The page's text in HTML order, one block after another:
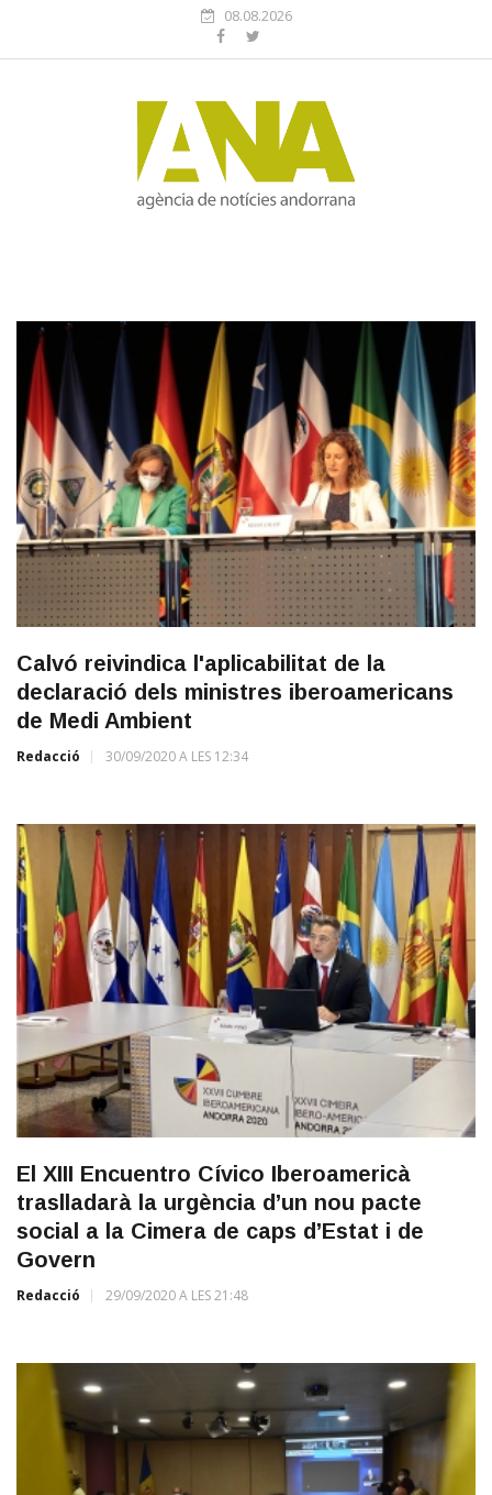
08.08.2026
Calvó reivindica l'aplicabilitat de la
declaració dels ministres iberoamericans
de Medi Ambient
Redacció 30/09/2020 A LES 12:34
El XIII Encuentro Cívico Iberoamericà
traslladarà la urgència d’un nou pacte
social a la Cimera de caps d’Estat i de
Govern
Redacció 29/09/2020 A LES 21:48